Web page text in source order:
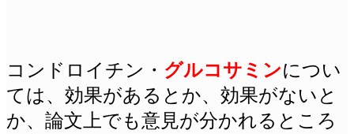
コンドロイチン・ グルコサミンについ
ては、効果があるとか、効果がないと
か、論文上でも意見が分かれるところ